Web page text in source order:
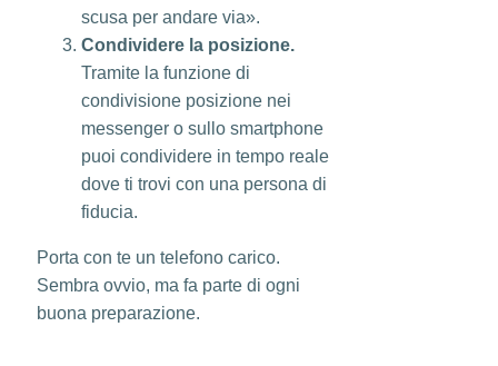
scusa per andare via».
Condividere la posizione.
Tramite la funzione di
condivisione posizione nei
messenger o sullo smartphone
puoi condividere in tempo reale
dove ti trovi con una persona di
fiducia.
Porta con te un telefono carico.
Sembra ovvio, ma fa parte di ogni
buona preparazione.